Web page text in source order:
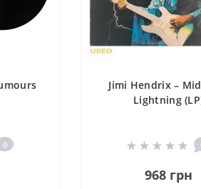
0
Jimi Hendrix –
Lightning
968 грн